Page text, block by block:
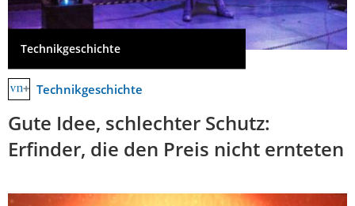
Technikgeschichte
Technikgeschichte
Gute Idee, schlechter Schutz:
Erfinder, die den Preis nicht ernteten